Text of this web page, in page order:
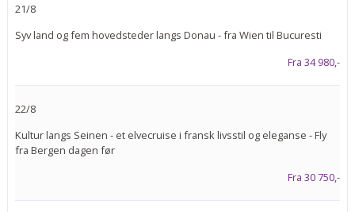
21/8
Syv land og fem hovedsteder langs Donau - fra Wien til Bucuresti
Fra 34 980,-
22/8
Kultur langs Seinen - et elvecruise i fransk livsstil og eleganse - Fly
fra Bergen dagen før
Fra 30 750,-